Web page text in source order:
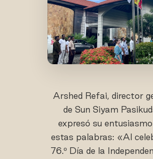
Arshed Refai, director
de Sun Siyam
expresó su
estas palabras: «Al
76.º Día de la